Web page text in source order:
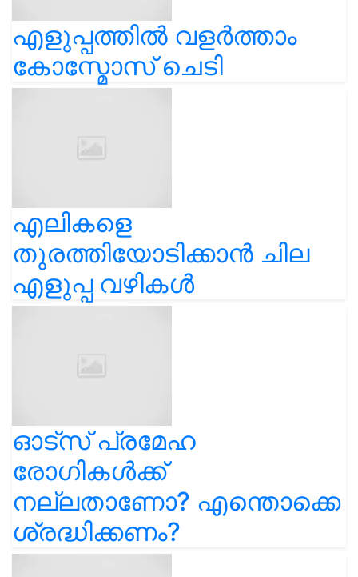
എളുപ്പത്തിൽ വളർത്താം
കോസ്മോസ് ചെടി
എലികളെ
തുരത്തിയോടിക്കാൻ ചില
എളുപ്പ വഴികൾ
ഓട്സ് പ്രമേഹ
രോഗികൾക്ക്
നല്ലതാണോ? എന്തൊക്കെ
ശ്രദ്ധിക്കണം?